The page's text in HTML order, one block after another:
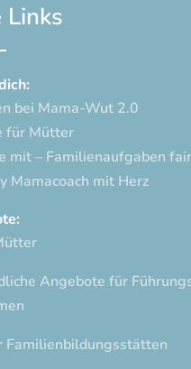
bei Mama-Wut 2.0
für Mütter
mit – Familienaufgaben
Mamacoach mit Herz
Angebote für
Familienbildungsstätten